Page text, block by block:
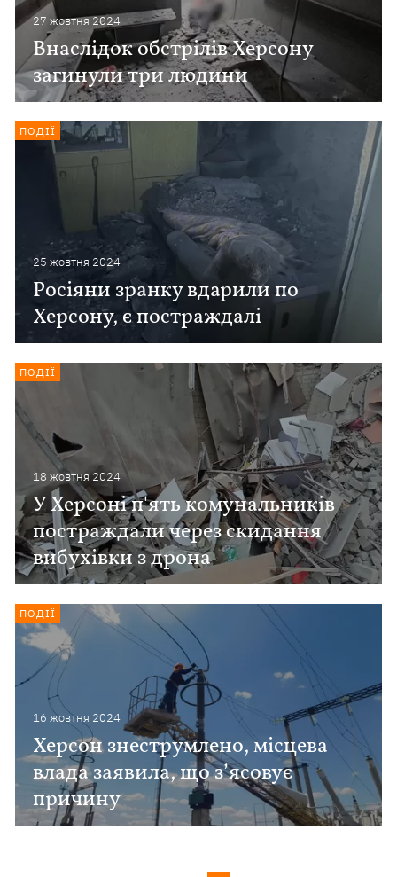
27 жовтня 2024
Внаслідок обстрілів Херсону
загинули три людини
25 жовтня 2024
Росіяни зранку вдарили по
Херсону, є постраждалі
ПОДІЇ
18 жовтня 2024
У Херсоні п'ять комунальників
постраждали через скидання
вибухівки з дрона
ПОДІЇ
16 жовтня 2024
Херсон знеструмлено, місцева
влада заявила, що з’ясовує
причину
ПОДІЇ